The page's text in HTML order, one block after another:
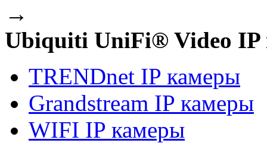
→
Ubiquiti UniFi® Video IP
TRENDnet IP камеры
Grandstream IP камеры
WIFI IP камеры